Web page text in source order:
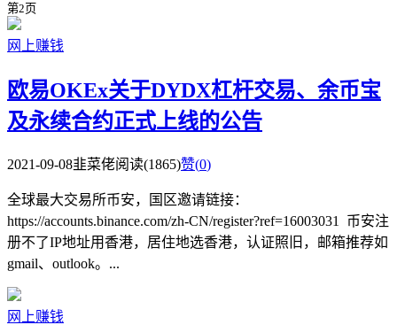
第2页
网上赚钱
欧易OKEx关于DYDX杠杆交易、余币宝
及永续合约正式上线的公告
2021-09-08韭菜佬阅读(1865)赞(0)
全球最大交易所币安，国区邀请链接：
https://accounts.binance.com/zh-CN/register?ref=16003031 币安注
册不了IP地址用香港，居住地选香港，认证照旧，邮箱推荐如
gmail、outlook。...
网上赚钱